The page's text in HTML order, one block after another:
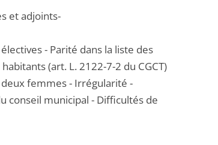
et adjoints-
- Parité dans la liste des
(art. L. 2122-7-2 du CGCT)
femmes - Irrégularité -
conseil municipal - Difficultés de